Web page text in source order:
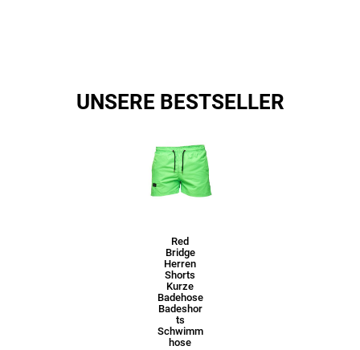
UNSERE BESTSELLER
Red
Bridge
Herren
Shorts
Kurze
Badehose
Badeshor
ts
Schwimm
hose